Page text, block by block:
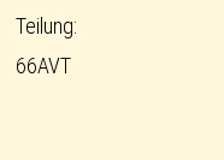
Teilung:
66AVT